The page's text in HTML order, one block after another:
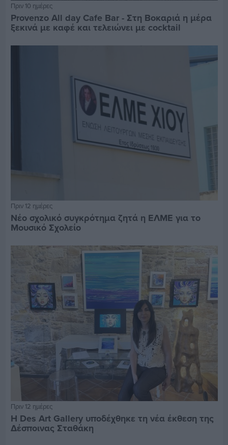
Πριν 10 ημέρες
Provenzo All day Cafe Bar - Στη Βοκαριά η μέρα
ξεκινά με καφέ και τελειώνει με cocktail
Πριν 12 ημέρες
Νέο σχολικό συγκρότημα ζητά η ΕΛΜΕ για το
Μουσικό Σχολείο
Πριν 12 ημέρες
Η Des Art Gallery υποδέχθηκε τη νέα έκθεση της
Δέσποινας Σταθάκη